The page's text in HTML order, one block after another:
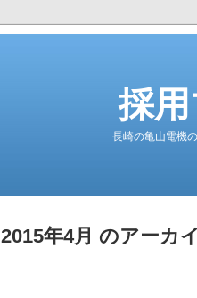
採
長崎の亀山電機
2015年4月 のアーカ